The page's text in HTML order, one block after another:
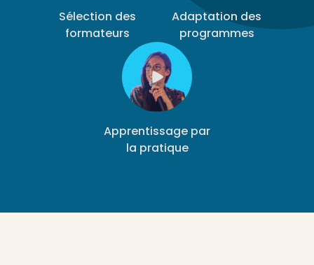
Sélection des
formateurs
Adaptation des
programmes
Apprentissage par
la pratique